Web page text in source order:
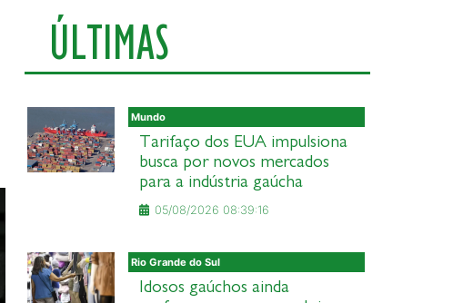
ÚLTIMAS
Mundo
Tarifaço dos EUA impulsiona
busca por novos mercados
para a indústria gaúcha
05/08/2026 08:39:16
Rio Grande do Sul
Idosos gaúchos ainda